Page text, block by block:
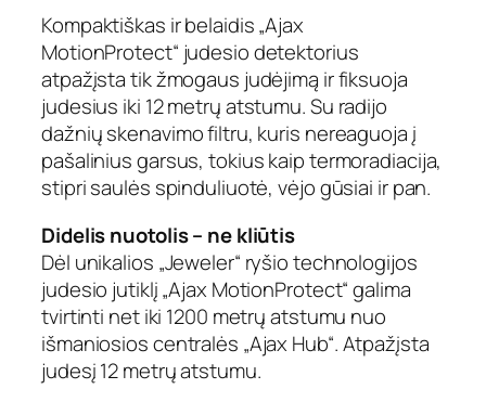
i
s
:
A
j
a
x
M
o
t
i
o
n
P
r
o
Kompaktiškas ir belaidis „Ajax
MotionProtect“ judesio detektorius
atpažįsta tik žmogaus judėjimą ir fiksuoja
judesius iki 12 metrų atstumu. Su radijo
dažnių skenavimo filtru, kuris nereaguoja į
pašalinius garsus, tokius kaip termoradiacija,
stipri saulės spinduliuotė, vėjo gūsiai ir pan.
Didelis nuotolis – ne kliūtis
Dėl unikalios „Jeweler“ ryšio technologijos
judesio jutiklį „Ajax MotionProtect“ galima
tvirtinti net iki 1200 metrų atstumu nuo
išmaniosios centralės „Ajax Hub“. Atpažįsta
judesį 12 metrų atstumu.